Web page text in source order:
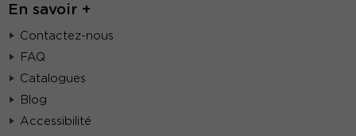
En savoir +
Contactez-nous
FAQ
Catalogues
Blog
Accessibilité